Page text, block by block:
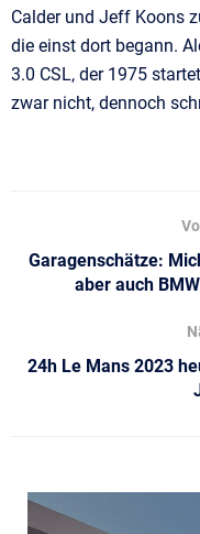
Calder und Jeff Koons
die einst dort begann.
3.0 CSL, der 1975
zwar nicht, dennoch
Garagenschätze:
aber auch
24h Le Mans 2023